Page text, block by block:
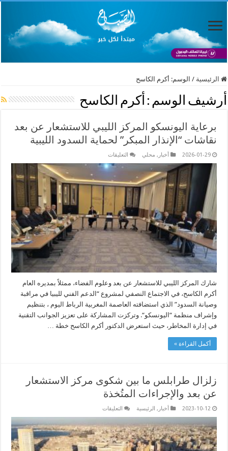
الرئيسية / الوسم: أكرم الكاسح
أرشيف الوسم : أكرم الكاسح
برعاية اليونسكو المركز الليبي للاستشعار عن بعد
نقاشات “الإنذار المبكر” لحماية السدود الليبية
2026-01-29 أخبار , محلي التعليقات
اليونسكو
المركز
الليبي
للاستشعار
عن
بعد
نقاشات
“الإنذار
المبكر”
لحماية
السدود
الليبية
مغلقة
شارك المركز الليبي للاستشعار عن بعد وعلوم الفضاء، ممثلاً بمديره العام
أكرم الكاسح، في الاجتماع النصفي لمشروع “الدعم الفني لليبيا في مراقبة
وصيانة السدود” الذي استضافته العاصمة المغربية الرباط اليوم ، بتنظيم
وإشراف منظمة “اليونسكو“. وتركزت المشاركة على تعزيز الجوانب التقنية
في إدارة المخاطر، حيث استعرض الدكتور أكرم الكاسح خطة …
أكمل القراءة »
زلزال طرابلس ما بين شكوى مركز الاستشعار
عن بعد والإجراءات المتُخذة
2023-10-12 أخبار , الرئيسية التعليقات
ما
بين
شكوى
مركز